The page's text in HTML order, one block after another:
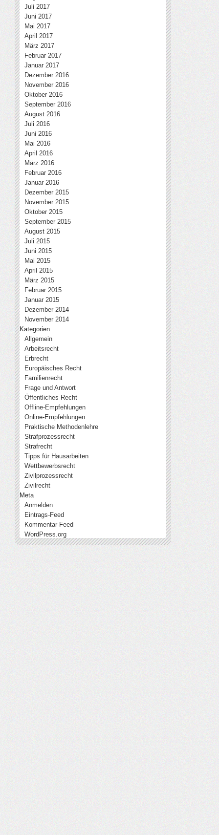
Juli 2017
Juni 2017
Mai 2017
April 2017
März 2017
Februar 2017
Januar 2017
Dezember 2016
November 2016
Oktober 2016
September 2016
August 2016
Juli 2016
Juni 2016
Mai 2016
April 2016
März 2016
Februar 2016
Januar 2016
Dezember 2015
November 2015
Oktober 2015
September 2015
August 2015
Juli 2015
Juni 2015
Mai 2015
April 2015
März 2015
Februar 2015
Januar 2015
Dezember 2014
November 2014
Kategorien
Allgemein
Arbeitsrecht
Erbrecht
Europäisches Recht
Familienrecht
Frage und Antwort
Öffentliches Recht
Offline-Empfehlungen
Online-Empfehlungen
Praktische Methodenlehre
Strafprozessrecht
Strafrecht
Tipps für Hausarbeiten
Wettbewerbsrecht
Zivilprozessrecht
Zivilrecht
Meta
Anmelden
Eintrags-Feed
Kommentar-Feed
WordPress.org